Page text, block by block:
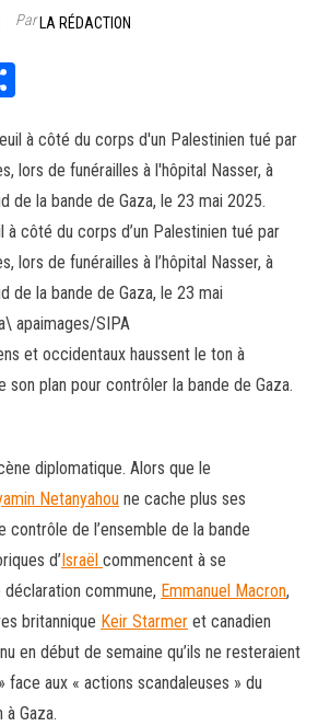
ParLA RÉDACTION
ag
er
à côté du corps d’un Palestinien tué par
lors de funérailles à l’hôpital Nasser, à
de la bande de Gaza, le 23 mai
apaimages/SIPA
et occidentaux haussent le ton à
son plan pour contrôler la bande de Gaza.
diplomatique. Alors que le
Netanyahou ne cache plus ses
contrôle de l’ensemble de la bande
d’ Israël commencent à se
déclaration commune, Emmanuel Macron,
britannique Keir Starmer et canadien
en début de semaine qu’ils ne resteraient
face aux « actions scandaleuses » du
Gaza.